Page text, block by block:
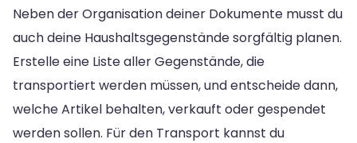
Neben der Organisation deiner Dokumente musst du
auch deine Haushaltsgegenstände sorgfältig planen.
Erstelle eine Liste aller Gegenstände, die
transportiert werden müssen, und entscheide dann,
welche Artikel behalten, verkauft oder gespendet
werden sollen. Für den Transport kannst du